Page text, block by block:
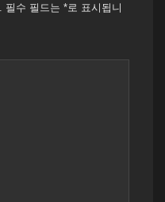
필수 필드는 *로 표시됩니